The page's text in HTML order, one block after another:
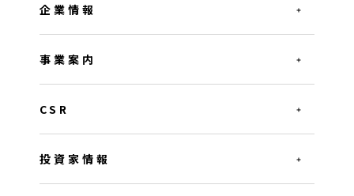
企業情報
事業案内
CSR
投資家情報